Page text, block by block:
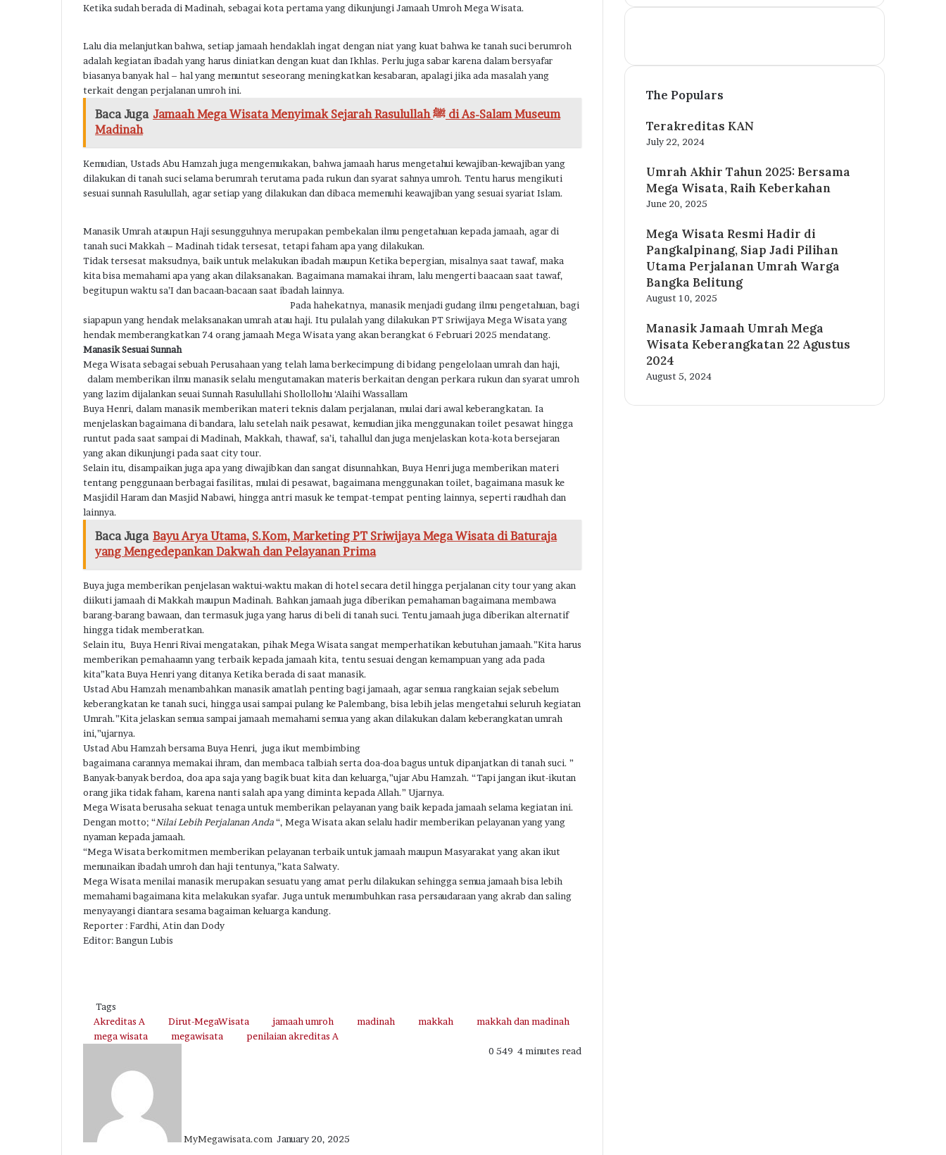
Ketika sudah berada di Madinah, sebagai kota pertama yang dikunjungi Jamaah Umroh Mega Wisata.
Lalu dia melanjutkan bahwa, setiap jamaah hendaklah ingat dengan niat yang kuat bahwa ke tanah suci berumroh
adalah kegiatan ibadah yang harus diniatkan dengan kuat dan Ikhlas. Perlu juga sabar karena dalam bersyafar
biasanya banyak hal – hal yang menuntut seseorang meningkatkan kesabaran, apalagi jika ada masalah yang
terkait dengan perjalanan umroh ini.
Baca Juga Jamaah Mega Wisata Menyimak Sejarah Rasulullah ﷺ di As-Salam Museum
Madinah
Kemudian, Ustads Abu Hamzah juga mengemukakan, bahwa jamaah harus mengetahui kewajiban-kewajiban yang
dilakukan di tanah suci selama berumrah terutama pada rukun dan syarat sahnya umroh. Tentu harus mengikuti
sesuai sunnah Rasulullah, agar setiap yang dilakukan dan dibaca memenuhi keawajiban yang sesuai syariat Islam.
Manasik Umrah ataupun Haji sesungguhnya merupakan pembekalan ilmu pengetahuan kepada jamaah, agar di
tanah suci Makkah – Madinah tidak tersesat, tetapi faham apa yang dilakukan.
Tidak tersesat maksudnya, baik untuk melakukan ibadah maupun Ketika bepergian, misalnya saat tawaf, maka
kita bisa memahami apa yang akan dilaksanakan. Bagaimana mamakai ihram, lalu mengerti baacaan saat tawaf,
begitupun waktu sa’I dan bacaan-bacaan saat ibadah lainnya.
Pada hahekatnya, manasik menjadi gudang ilmu pengetahuan, bagi
siapapun yang hendak melaksanakan umrah atau haji. Itu pulalah yang dilakukan PT Sriwijaya Mega Wisata yang
hendak memberangkatkan 74 orang jamaah Mega Wisata yang akan berangkat 6 Februari 2025 mendatang.
Manasik Sesuai Sunnah
Mega Wisata sebagai sebuah Perusahaan yang telah lama berkecimpung di bidang pengelolaan umrah dan haji,
dalam memberikan ilmu manasik selalu mengutamakan materis berkaitan dengan perkara rukun dan syarat umroh
yang lazim dijalankan seuai Sunnah Rasulullahi Shollollohu ‘Alaihi Wassallam
Buya Henri, dalam manasik memberikan materi teknis dalam perjalanan, mulai dari awal keberangkatan. Ia
menjelaskan bagaimana di bandara, lalu setelah naik pesawat, kemudian jika menggunakan toilet pesawat hingga
runtut pada saat sampai di Madinah, Makkah, thawaf, sa’i, tahallul dan juga menjelaskan kota-kota bersejaran
yang akan dikunjungi pada saat city tour.
Selain itu, disampaikan juga apa yang diwajibkan dan sangat disunnahkan, Buya Henri juga memberikan materi
tentang penggunaan berbagai fasilitas, mulai di pesawat, bagaimana menggunakan toilet, bagaimana masuk ke
Masjidil Haram dan Masjid Nabawi, hingga antri masuk ke tempat-tempat penting lainnya, seperti raudhah dan
lainnya.
Baca Juga Bayu Arya Utama, S.Kom, Marketing PT Sriwijaya Mega Wisata di Baturaja
yang Mengedepankan Dakwah dan Pelayanan Prima
Buya juga memberikan penjelasan waktui-waktu makan di hotel secara detil hingga perjalanan city tour yang akan
diikuti jamaah di Makkah maupun Madinah. Bahkan jamaah juga diberikan pemahaman bagaimana membawa
barang-barang bawaan, dan termasuk juga yang harus di beli di tanah suci. Tentu jamaah juga diberikan alternatif
hingga tidak memberatkan.
Selain itu, Buya Henri Rivai mengatakan, pihak Mega Wisata sangat memperhatikan kebutuhan jamaah.”Kita harus
memberikan pemahaamn yang terbaik kepada jamaah kita, tentu sesuai dengan kemampuan yang ada pada
kita”kata Buya Henri yang ditanya Ketika berada di saat manasik.
Ustad Abu Hamzah menambahkan manasik amatlah penting bagi jamaah, agar semua rangkaian sejak sebelum
keberangkatan ke tanah suci, hingga usai sampai pulang ke Palembang, bisa lebih jelas mengetahui seluruh kegiatan
Umrah.”Kita jelaskan semua sampai jamaah memahami semua yang akan dilakukan dalam keberangkatan umrah
ini,”ujarnya.
Ustad Abu Hamzah bersama Buya Henri, juga ikut membimbing
bagaimana carannya memakai ihram, dan membaca talbiah serta doa-doa bagus untuk dipanjatkan di tanah suci. ”
Banyak-banyak berdoa, doa apa saja yang bagik buat kita dan keluarga,”ujar Abu Hamzah. “Tapi jangan ikut-ikutan
orang jika tidak faham, karena nanti salah apa yang diminta kepada Allah.” Ujarnya.
Mega Wisata berusaha sekuat tenaga untuk memberikan pelayanan yang baik kepada jamaah selama kegiatan ini.
Dengan motto; “Nilai Lebih Perjalanan Anda“, Mega Wisata akan selalu hadir memberikan pelayanan yang yang
nyaman kepada jamaah.
“Mega Wisata berkomitmen memberikan pelayanan terbaik untuk jamaah maupun Masyarakat yang akan ikut
menunaikan ibadah umroh dan haji tentunya,”kata Salwaty.
Mega Wisata menilai manasik merupakan sesuatu yang amat perlu dilakukan sehingga semua jamaah bisa lebih
memahami bagaimana kita melakukan syafar. Juga untuk menumbuhkan rasa persaudaraan yang akrab dan saling
menyayangi diantara sesama bagaiman keluarga kandung.
Reporter : Fardhi, Atin dan Dody
Editor: Bangun Lubis
Tags
Akreditas A
Dirut-MegaWisata jamaah umroh madinah makkah
makkah dan madinah
mega wisata
megawisata penilaian akreditas A
MyMegawisata.com January 20, 2025
0 549 4 minutes read
The Populars
Terakreditas KAN
July 22, 2024
Umrah Akhir Tahun 2025: Bersama
Mega Wisata, Raih Keberkahan
June 20, 2025
Mega Wisata Resmi Hadir di
Pangkalpinang, Siap Jadi Pilihan
Utama Perjalanan Umrah Warga
Bangka Belitung
August 10, 2025
Manasik Jamaah Umrah Mega
Wisata Keberangkatan 22 Agustus
2024
August 5, 2024